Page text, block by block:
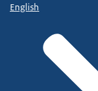
English